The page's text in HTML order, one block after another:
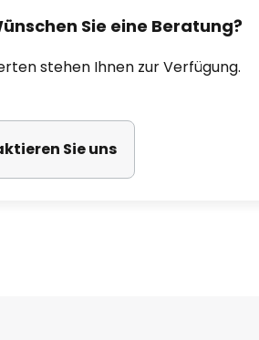
Sie eine Beratung?
stehen Ihnen zur Verfügung.
Sie uns